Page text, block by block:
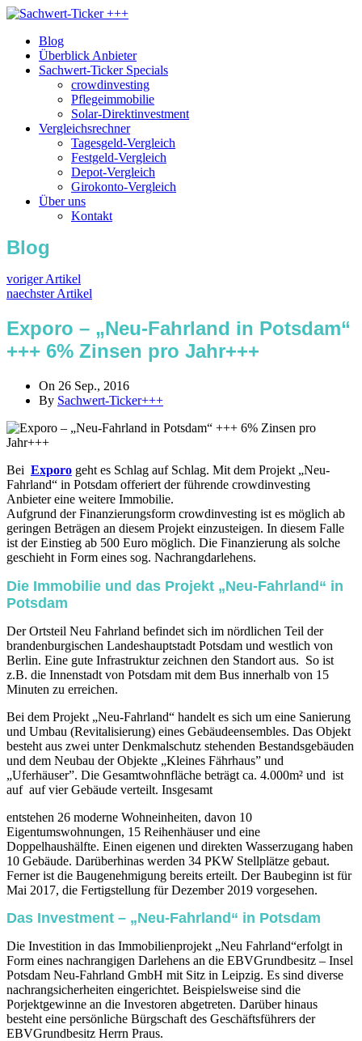
Blog
Überblick Anbieter
Sachwert-Ticker Specials
crowdinvesting
Pflegeimmobilie
Solar-Direktinvestment
Vergleichsrechner
Tagesgeld-Vergleich
Festgeld-Vergleich
Depot-Vergleich
Girokonto-Vergleich
Über uns
Kontakt
Blog
voriger Artikel
naechster Artikel
Exporo – „Neu-Fahrland in Potsdam“
+++ 6% Zinsen pro Jahr+++
On 26 Sep., 2016
By Sachwert-Ticker+++
Bei Exporo geht es Schlag auf Schlag. Mit dem Projekt „Neu-
Fahrland“ in Potsdam offeriert der führende crowdinvesting
Anbieter eine weitere Immobilie.
Aufgrund der Finanzierungsform crowdinvesting ist es möglich ab
geringen Beträgen an diesem Projekt einzusteigen. In diesem Falle
ist der Einstieg ab 500 Euro möglich. Die Finanzierung als solche
geschieht in Form eines sog. Nachrangdarlehens.
Die Immobilie und das Projekt „Neu-Fahrland“ in
Potsdam
Der Ortsteil Neu Fahrland befindet sich im nördlichen Teil der
brandenburgischen Landeshauptstadt Potsdam und westlich von
Berlin. Eine gute Infrastruktur zeichnen den Standort aus. So ist
z.B. die Innenstadt von Potsdam mit dem Bus innerhalb von 15
Minuten zu erreichen.
Bei dem Projekt „Neu-Fahrland“ handelt es sich um eine Sanierung
und Umbau (Revitalisierung) eines Gebäudeensembles. Das Objekt
besteht aus zwei unter Denkmalschutz stehenden Bestandsgebäuden
und dem Neubau der Objekte „Kleines Fährhaus” und
„Uferhäuser”. Die Gesamtwohnfläche beträgt ca. 4.000m² und ist
auf auf vier Gebäude verteilt. Insgesamt
entstehen 26 moderne Wohneinheiten, davon 10
Eigentumswohnungen, 15 Reihenhäuser und eine
Doppelhaushälfte. Einen eigenen und direkten Wasserzugang haben
10 Gebäude. Darüberhinas werden 34 PKW Stellplätze gebaut.
Ferner ist die Baugenehmigung bereits erteilt. Der Baubeginn ist für
Mai 2017, die Fertigstellung für Dezember 2019 vorgesehen.
Das Investment – „Neu-Fahrland“ in Potsdam
Die Investition in das Immobilienprojekt „Neu Fahrland“erfolgt in
Form eines nachrangigen Darlehens an die EBVGrundbesitz – Insel
Potsdam Neu-Fahrland GmbH mit Sitz in Leipzig. Es sind diverse
nachrangsicherheiten eingerichtet. Beispielsweise sind die
Porjektgewinne an die Investoren abgetreten. Darüber hinaus
besteht eine persönliche Bürgschaft des Geschäftsführers der
EBVGrundbesitz Herrn Praus.